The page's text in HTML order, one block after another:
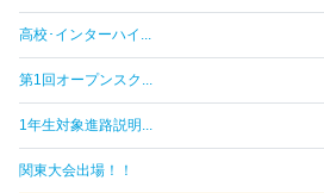
高校･インターハイ...
第1回オープンスク...
1年生対象進路説明...
関東大会出場！！